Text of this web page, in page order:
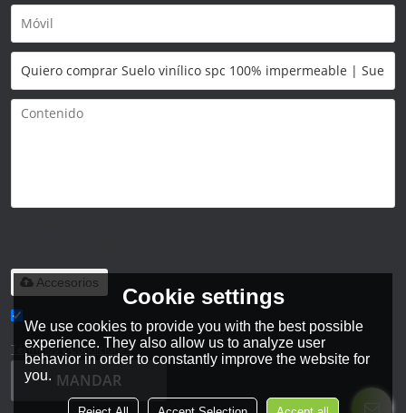
Accesorios
He leido y acepto los Términos y Condiciones de este servicio,
Términos y Condiciones
MANDAR
Cookie settings
We use cookies to provide you with the best possible
experience. They also allow us to analyze user
behavior in order to constantly improve the website for
you.